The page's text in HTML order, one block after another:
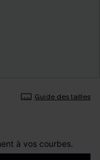
Guide des tailles
à vos courbes.